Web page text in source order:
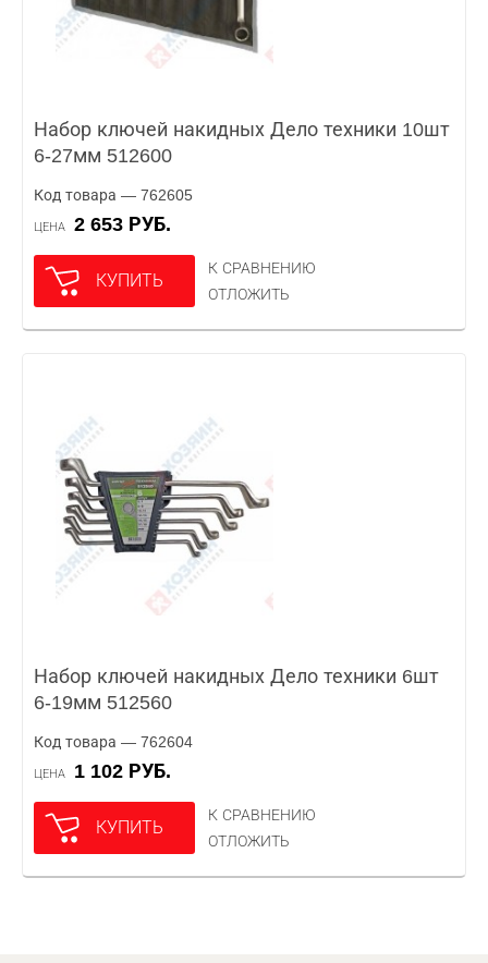
Набор ключей накидных Дело техники 10шт
6-27мм 512600
Код товара — 762605
ЦЕНА 2 653 РУБ.
КУПИТЬ
К СРАВНЕНИЮ
ОТЛОЖИТЬ
Набор ключей накидных Дело техники 6шт
6-19мм 512560
Код товара — 762604
ЦЕНА 1 102 РУБ.
КУПИТЬ
К СРАВНЕНИЮ
ОТЛОЖИТЬ